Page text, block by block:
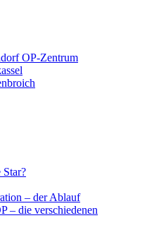
OP-Zentrum
Star?
– der Ablauf
– die verschiedenen